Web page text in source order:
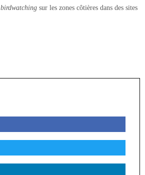
birdwatching sur les zones côtières dans des sites